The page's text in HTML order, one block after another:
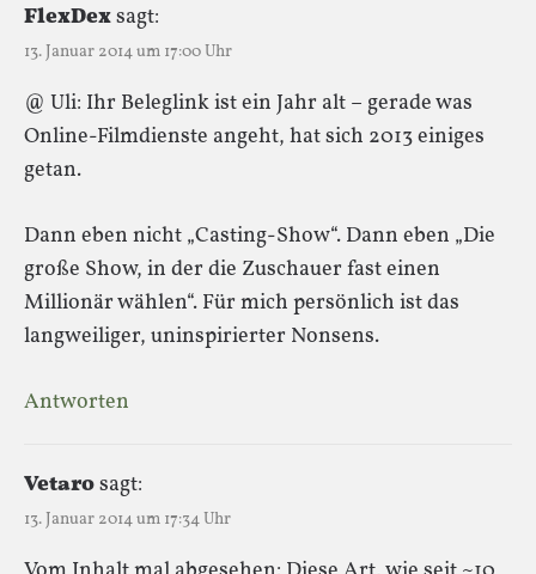
FlexDexsagt:
13. Januar 2014 um 17:00 Uhr
@ Uli: Ihr Beleglink ist ein Jahr alt – gerade was
Online-Filmdienste angeht, hat sich 2013 einiges
getan.
Dann eben nicht „Casting-Show“. Dann eben „Die
große Show, in der die Zuschauer fast einen
Millionär wählen“. Für mich persönlich ist das
langweiliger, uninspirierter Nonsens.
Antworten
Vetarosagt:
13. Januar 2014 um 17:34 Uhr